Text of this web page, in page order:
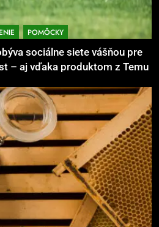
VYBAVENIE
doplnky pre
na dlhé trasy
VYBAVENIE
Adrián dobýva
siete vášňou pre futbal a
post – aj vďaka
z Temu
VYBAVENIE
včelia kaviareň sa vďaka
POMÔCKY
sociálne siete vášňou pre
– aj vďaka produktom z Temu